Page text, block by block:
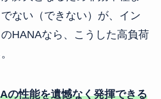
ない（できない）が、イン
HANAなら、こうした高負荷
の性能を遺憾なく発揮できる